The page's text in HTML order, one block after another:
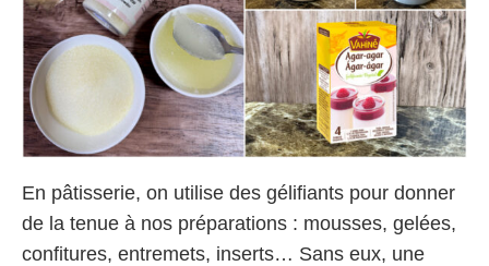
En pâtisserie, on utilise des gélifiants pour donner
de la tenue à nos préparations : mousses, gelées,
confitures, entremets, inserts… Sans eux, une